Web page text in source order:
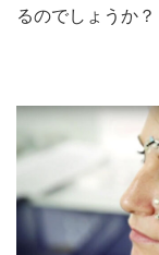
るのでしょうか？